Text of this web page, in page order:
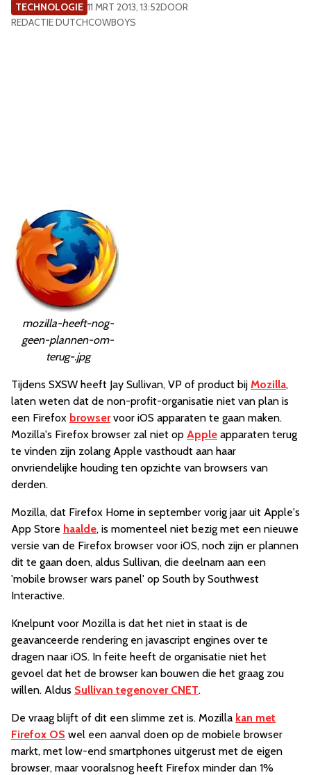
TECHNOLOGIE 11 MRT 2013, 13:52DOOR
REDACTIE DUTCHCOWBOYS
mozilla-heeft-nog-
geen-plannen-om-
terug-.jpg
Tijdens SXSW heeft Jay Sullivan, VP of product bij Mozilla,
laten weten dat de non-profit-organisatie niet van plan is
een Firefox browservoor iOS apparaten te gaan maken.
Mozilla's Firefox browser zal niet op Apple apparaten terug
te vinden zijn zolang Apple vasthoudt aan haar
onvriendelijke houding ten opzichte van browsers van
derden.
Mozilla, dat Firefox Home in september vorig jaar uit Apple's
App Store haalde, is momenteel niet bezig met een nieuwe
versie van de Firefox browser voor iOS, noch zijn er plannen
dit te gaan doen, aldus Sullivan, die deelnam aan een
'mobile browser wars panel' op South by Southwest
Interactive.
Knelpunt voor Mozilla is dat het niet in staat is de
geavanceerde rendering en javascript engines over te
dragen naar iOS. In feite heeft de organisatie niet het
gevoel dat het de browser kan bouwen die het graag zou
willen. Aldus Sullivan tegenover CNET.
De vraag blijft of dit een slimme zet is. Mozilla kan met
Firefox OS wel een aanval doen op de mobiele browser
markt, met low-end smartphones uitgerust met de eigen
browser, maar vooralsnog heeft Firefox minder dan 1%